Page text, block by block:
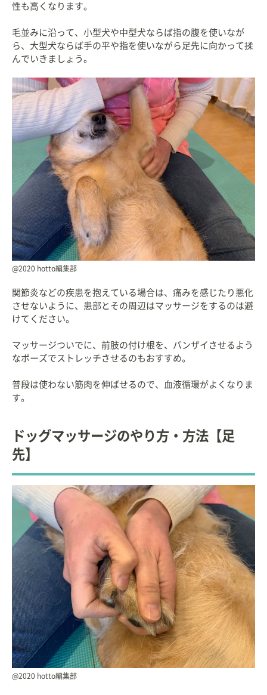
性も高くなります。
毛並みに沿って、小型犬や中型犬ならば指の腹を使いなが
ら、大型犬ならば手の平や指を使いながら足先に向かって揉
んでいきましょう。
@2020 hotto編集部
関節炎などの疾患を抱えている場合は、痛みを感じたり悪化
させないように、患部とその周辺はマッサージをするのは避
けてください。
マッサージついでに、前肢の付け根を、バンザイさせるよう
なポーズでストレッチさせるのもおすすめ。
普段は使わない筋肉を伸ばせるので、血液循環がよくなりま
す。
ドッグマッサージのやり方・方法【足
先】
@2020 hotto編集部